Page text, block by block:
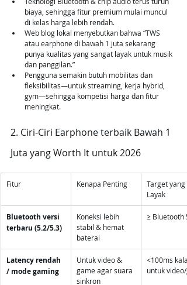
biaya, sehingga fitur premium mulai muncul
di kelas harga lebih rendah.
Web blog lokal menyebutkan bahwa “TWS
atau earphone di bawah 1 juta sekarang
punya kualitas yang sangat layak untuk musik
dan panggilan.”
Pengguna semakin butuh mobilitas dan
fleksibilitas—untuk streaming, kerja hybrid,
gym—sehingga kompetisi harga dan fitur
meningkat.
2. Ciri-Ciri Earphone terbaik Bawah 1
Juta yang Worth It untuk 2026
Fitur Kenapa Penting
Target yang
Layak
Bluetooth versi
terbaru (5.2/5.3)
Koneksi lebih
stabil & hemat
baterai
≥ Bluetooth
Latency rendah
/ mode gaming
Untuk video &
game agar suara
sinkron
<100ms
untuk video/